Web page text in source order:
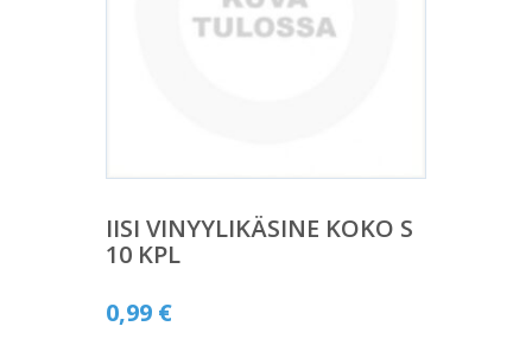
IISI VINYYLIKÄSINE KOKO S
10 KPL
0,99 €